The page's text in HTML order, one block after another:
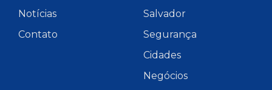
Notícias
Contato
Salvador
Segurança
Cidades
Negócios